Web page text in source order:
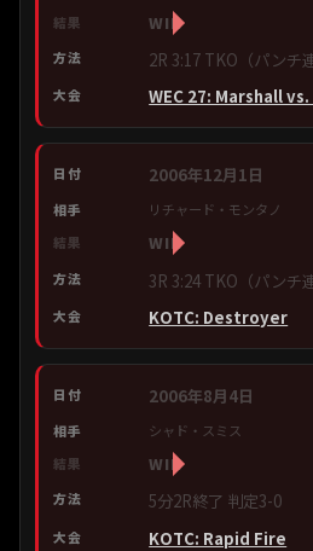
WIN
2R 3:17 TKO（パンチ
WEC 27: Marshall
2006年12月1日
リチャード・モンタノ
WIN
3R 3:24 TKO（パンチ
KOTC: Destroyer
2006年8月4日
シャド・スミス
WIN
5分2R終了 判定3-0
KOTC: Rapid Fire